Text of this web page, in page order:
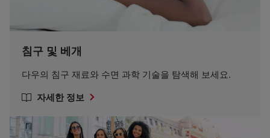
침구 및 베개
다우의 침구 재료와 수면 과학 기술을 탐색해 보세요.
자세한 정보